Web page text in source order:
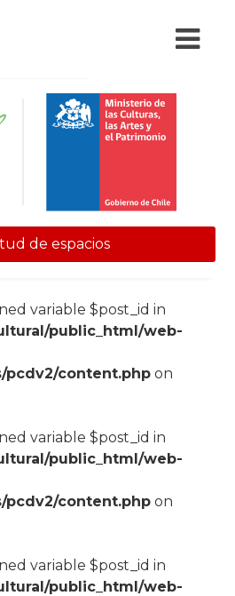
de espacios
variable $post_id in
public_html/web-
content.phpon
variable $post_id in
public_html/web-
content.phpon
variable $post_id in
public_html/web-